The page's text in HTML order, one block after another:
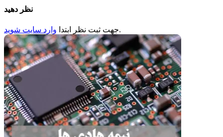
نظر دهید
جهت ثبت نظر ابتدا وارد سایت شوید .